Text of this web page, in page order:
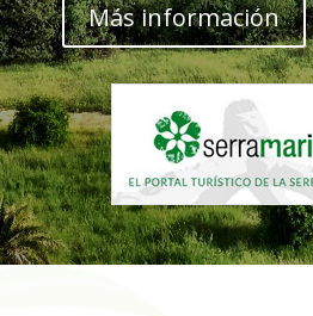
Más información